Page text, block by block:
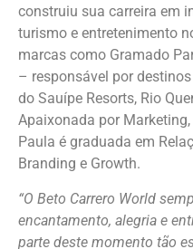
construiu sua carreira em
turismo e entretenimento
marcas como Gramado
– responsável por
do Sauípe Resorts, Rio
Apaixonada por
Paula é graduada em
Branding e Growth.
“O Beto Carrero World
encantamento, alegria e
parte deste momento tão